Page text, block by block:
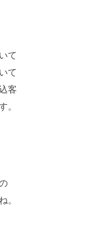
て
て
客
。
。